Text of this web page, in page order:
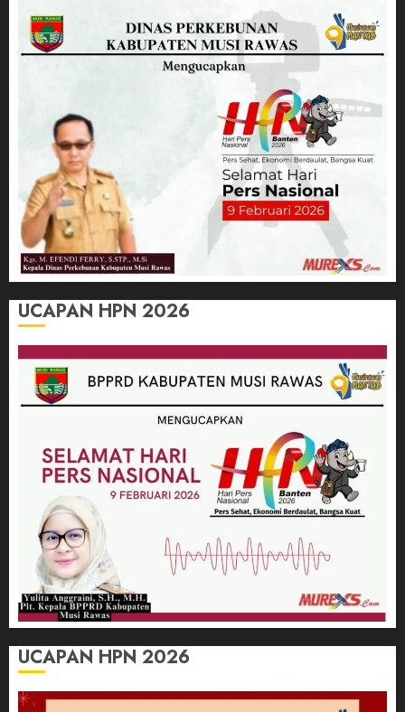
UCAPAN HPN 2026
UCAPAN HPN 2026